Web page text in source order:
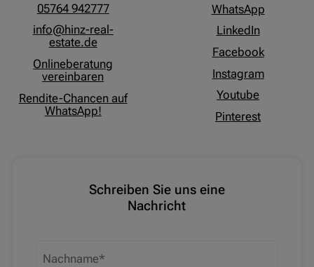
05764 942777
info@hinz-real-
estate.de
Onlineberatung
vereinbaren
Rendite-Chancen auf
WhatsApp!
WhatsApp
LinkedIn
Facebook
Instagram
Youtube
Pinterest
Schreiben Sie uns eine
Nachricht